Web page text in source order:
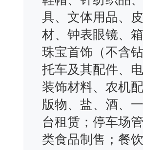
具、文体用品、
材、钟表眼镜、
珠宝首饰（不含
托车及其配件、
装饰材料、农机
版物、盐、酒、
台租赁；停车场
类食品制售；餐